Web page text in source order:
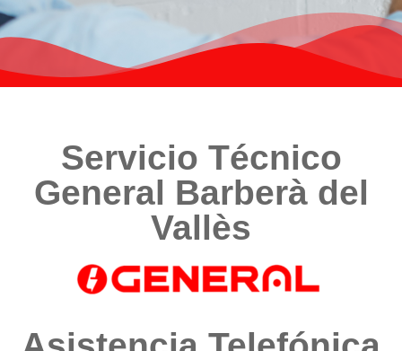
Servicio Técnico
General Barberà del
Vallès